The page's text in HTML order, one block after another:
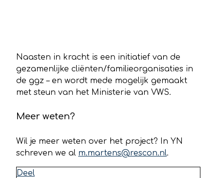
Naasten in kracht is een initiatief van de
gezamenlijke cliënten/familieorganisaties in
de ggz – en wordt mede mogelijk gemaakt
met steun van het Ministerie van VWS.
Meer weten?
Wil je meer weten over het project? In YN
schreven we al m.martens@rescon.nl.
Deel